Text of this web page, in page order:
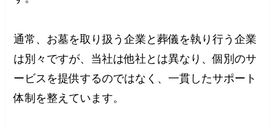
通常、お墓を取り扱う企業と葬儀を執り行う企業
は別々ですが、当社は他社とは異なり、個別のサ
ービスを提供するのではなく、一貫したサポート
体制を整えています。